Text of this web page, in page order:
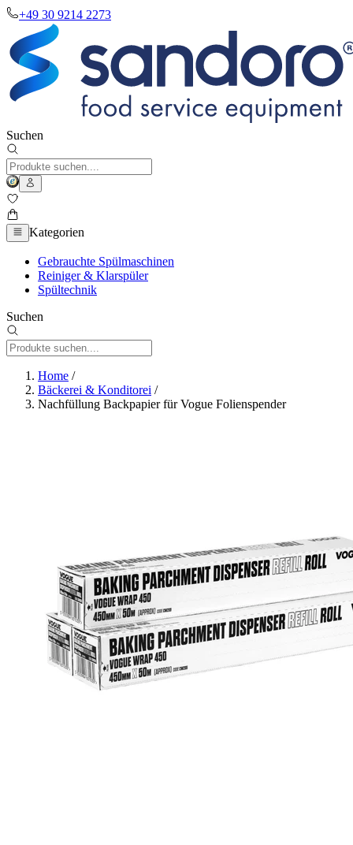
+49 30 9214 2273
Suchen
Kategorien
Gebrauchte Spülmaschinen
Reiniger & Klarspüler
Spültechnik
Suchen
Home /
Bäckerei & Konditorei /
Nachfüllung Backpapier für Vogue Folienspender